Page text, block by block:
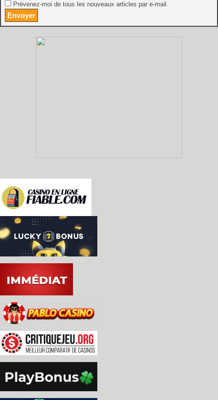
Prévenez-moi de tous les nouveaux articles par e-mail.